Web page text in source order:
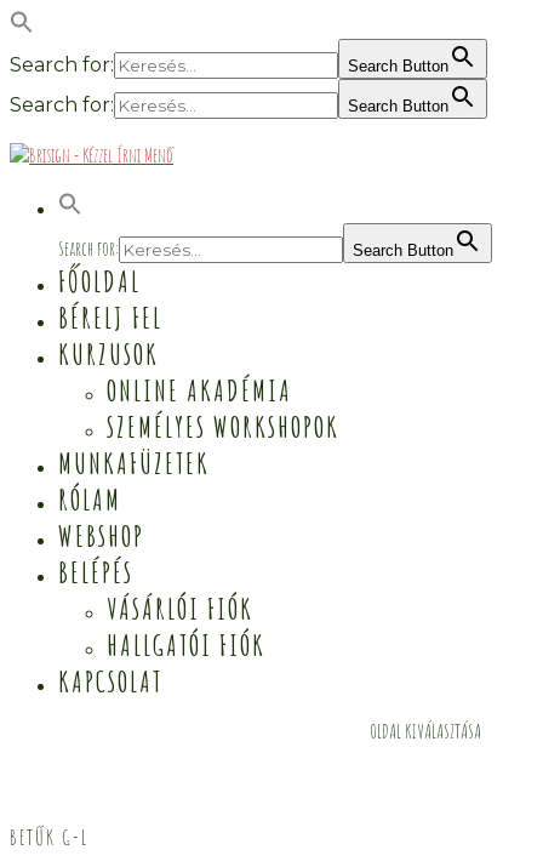
Search for: Search Button
Search for: Search Button
Search for: Search Button
FŐOLDAL
BÉRELJ FEL
KURZUSOK
ONLINE AKADÉMIA
SZEMÉLYES WORKSHOPOK
MUNKAFÜZETEK
RÓLAM
WEBSHOP
BELÉPÉS
VÁSÁRLÓI FIÓK
HALLGATÓI FIÓK
KAPCSOLAT
OLDAL KIVÁLASZTÁSA
BETŰK G-L